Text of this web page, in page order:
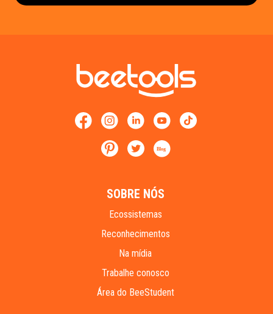
Blog
SOBRE NÓS
Ecossistemas
Reconhecimentos
Na mídia
Trabalhe conosco
Área do BeeStudent